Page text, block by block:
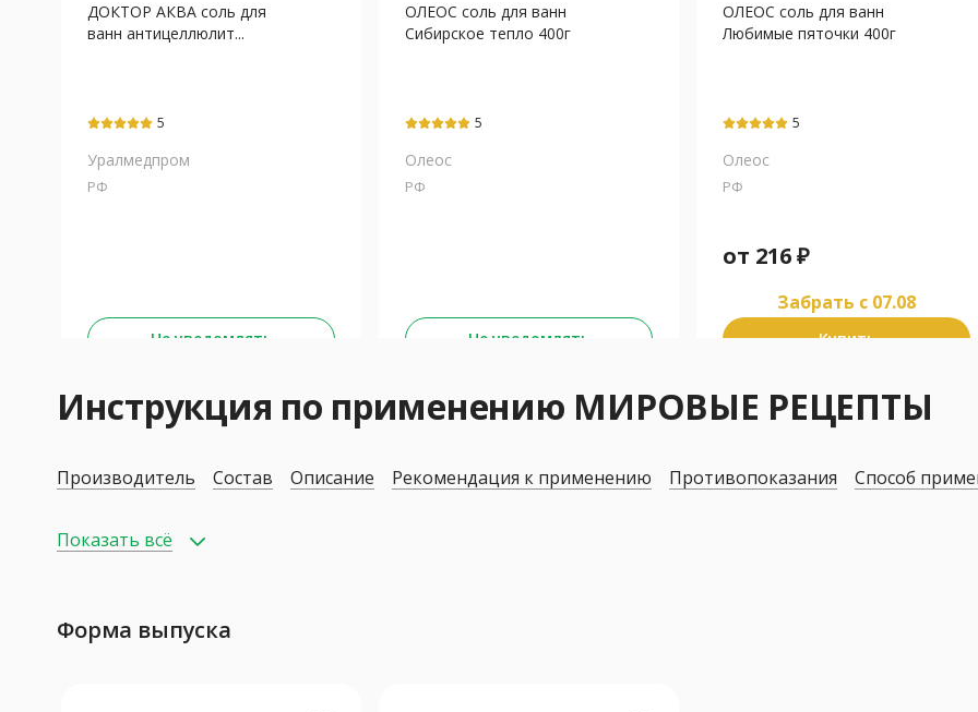
ДОКТОР АКВА соль для
ванн антицеллюлит...
5
Уралмедпром
РФ
Не уведомлять
ОЛЕОС соль для ванн
Сибирское тепло 400г
5
Олеос
РФ
Не уведомлять
ОЛЕОС соль для ванн
Любимые пяточки 400г
5
Олеос
РФ
от 216₽
Забрать c 07.08
Купить
Инструкция по применению МИРОВЫЕ РЕЦЕПТЫ
Производитель Состав Описание Рекомендация к применению Противопоказания Способ
Показать всё
Форма выпуска